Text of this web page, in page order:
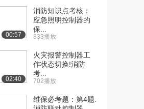
机发展所面临
16:11
算机发展所面临
16:14
机发展所面临
16:05
00:57
消防知识点考核：
应急照明控制器的
保...
833播放
02:40
火灾报警控制器工
作状态切换!消防
考...
702播放
维保必考题：第4题.